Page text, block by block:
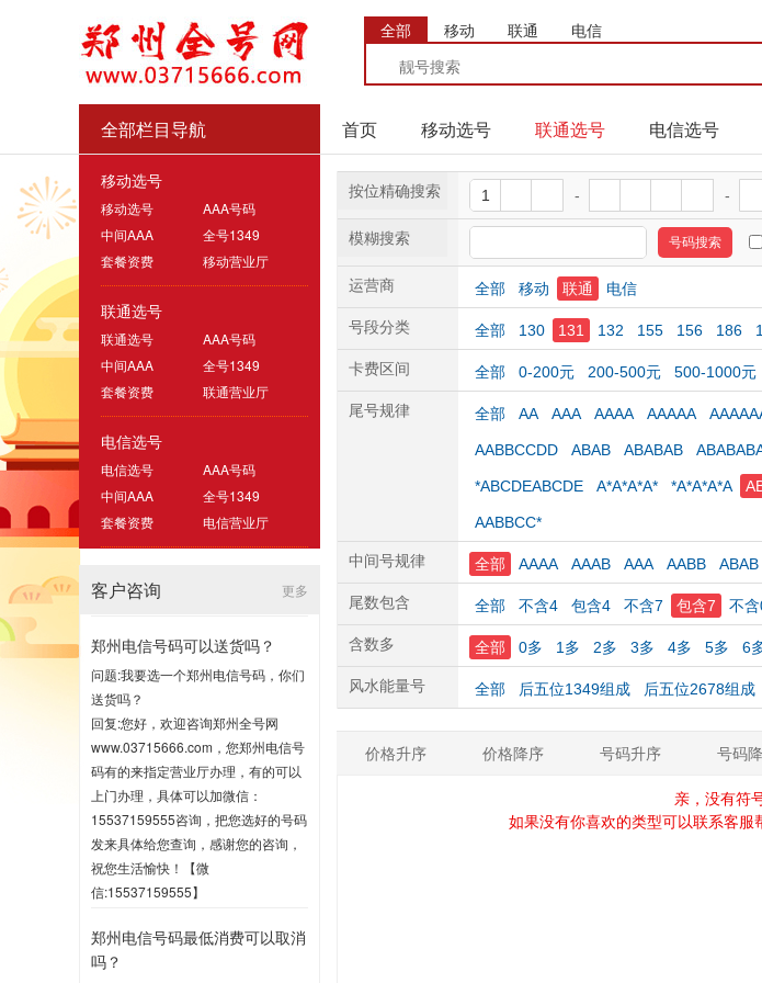
全部 移动 联通 电信
全部栏目导航 首页 移动选号 联通选号 电信选号
移动选号
移动选号
AAA号码
中间AAA
全号1349
套餐资费
移动营业厅
联通选号
联通选号
AAA号码
中间AAA
全号1349
套餐资费
联通营业厅
电信选号
电信选号
AAA号码
中间AAA
全号1349
套餐资费
电信营业厅
更多
客户咨询
郑州电信号码可以送货吗？
问题:我要选一个郑州电信号码，你们
送货吗？
回复:您好，欢迎咨询郑州全号网
www.03715666.com，您郑州电信号
码有的来指定营业厅办理，有的可以
上门办理，具体可以加微信：
15537159555咨询，把您选好的号码
发来具体给您查询，感谢您的咨询，
祝您生活愉快！【微
信:15537159555】
郑州电信号码最低消费可以取消
吗？
按位精确搜索 - -
模糊搜索
运营商 全部 移动 联通 电信
号段分类 全部 130 131 132 155 156 186
卡费区间 全部 0-200元 200-500元 500-1000元
尾号规律 全部 AA AAA AAAA AAAAA
AABBCCDD ABAB ABABAB
*ABCDEABCDE A*A*A*A* *A*A*A*A
AABBCC*
中间号规律 全部 AAAA AAAB AAA AABB ABAB
尾数包含 全部 不含4 包含4 不含7 包含7 不
含数多 全部 0多 1多 2多 3多 4多 5多 6
风水能量号 全部 后五位1349组成 后五位2678组成
价格升序 价格降序 号码升序 号码
亲，没有符
如果没有你喜欢的类型可以联系客服